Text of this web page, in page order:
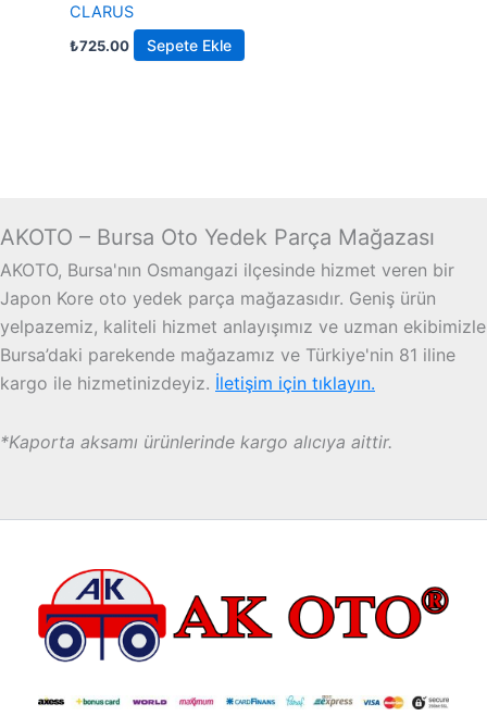
CLARUS
₺725.00 Sepete Ekle
AKOTO – Bursa Oto Yedek Parça Mağazası
AKOTO, Bursa'nın Osmangazi ilçesinde hizmet veren bir
Japon Kore oto yedek parça mağazasıdır. Geniş ürün
yelpazemiz, kaliteli hizmet anlayışımız ve uzman ekibimizle
Bursa’daki parekende mağazamız ve Türkiye'nin 81 iline
kargo ile hizmetinizdeyiz. İletişim için tıklayın.
*Kaporta aksamı ürünlerinde kargo alıcıya aittir.